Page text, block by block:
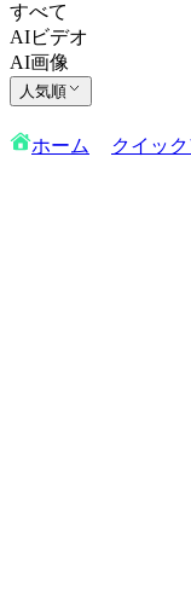
すべて
AIビデオ
AI画像
人気順
ホーム クイッ